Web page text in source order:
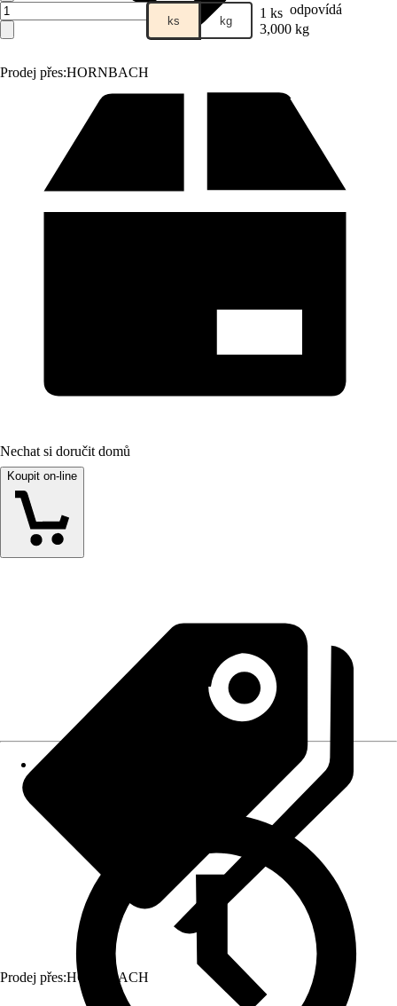
Prodej přes:HORNBACH
ks kg 1 ks odpovídá
3,000 kg
Nechat si doručit domů
Koupit on-line
Prodej přes:HORNBACH